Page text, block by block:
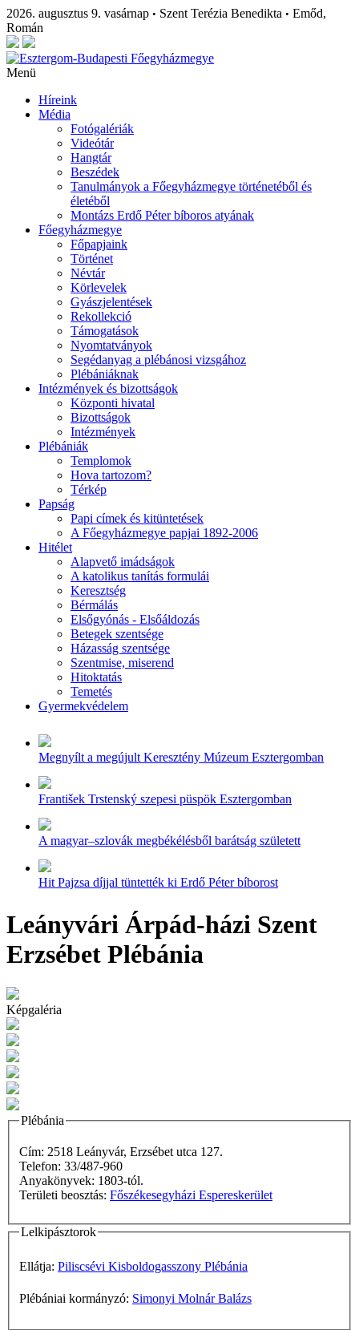
2026. augusztus 9. vasárnap • Szent Terézia Benedikta • Emőd,
Román
Menü
Híreink
Média
Fotógalériák
Videótár
Hangtár
Beszédek
Tanulmányok a Főegyházmegye történetéből és
életéből
Montázs Erdő Péter bíboros atyának
Főegyházmegye
Főpapjaink
Történet
Névtár
Körlevelek
Gyászjelentések
Rekollekció
Támogatások
Nyomtatványok
Segédanyag a plébánosi vizsgához
Plébániáknak
Intézmények és bizottságok
Központi hivatal
Bizottságok
Intézmények
Plébániák
Templomok
Hova tartozom?
Térkép
Papság
Papi címek és kitüntetések
A Főegyházmegye papjai 1892-2006
Hitélet
Alapvető imádságok
A katolikus tanítás formulái
Keresztség
Bérmálás
Elsőgyónás - Elsőáldozás
Betegek szentsége
Házasság szentsége
Szentmise, miserend
Hitoktatás
Temetés
Gyermekvédelem
Megnyílt a megújult Keresztény Múzeum Esztergomban
František Trstenský szepesi püspök Esztergomban
A magyar–szlovák megbékélésből barátság született
Hit Pajzsa díjjal tüntették ki Erdő Péter bíborost
Leányvári Árpád-házi Szent
Erzsébet Plébánia
Képgaléria
Plébánia
Cím: 2518 Leányvár, Erzsébet utca 127.
Telefon: 33/487-960
Anyakönyvek: 1803-tól.
Területi beosztás: Főszékesegyházi Espereskerület
Lelkipásztorok
Ellátja: Piliscsévi Kisboldogasszony Plébánia
Plébániai kormányzó: Simonyi Molnár Balázs